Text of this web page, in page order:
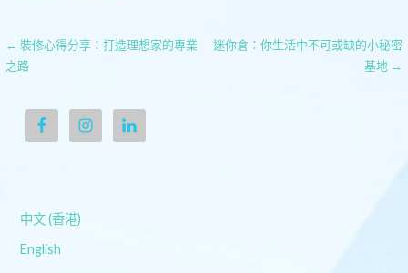
文
章
導
覽
← 裝修心得分享：打造理想家的專業
之路
迷你倉：你生活中不可或缺的小秘密
基地 →
中文 (香港)
English